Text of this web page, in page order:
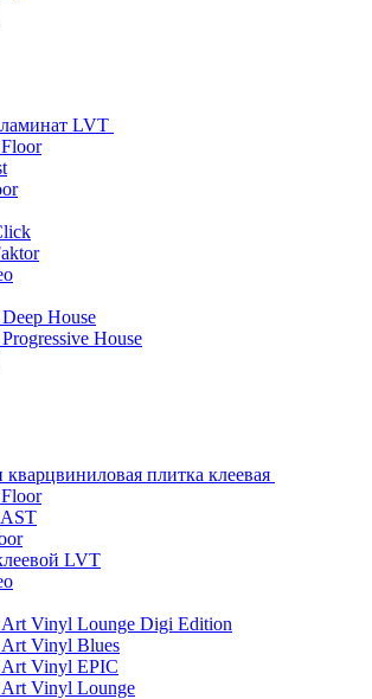
LVT
House
House
плитка клеевая
LVT
Art Vinyl Lounge Digi Edition
Art Vinyl Blues
Art Vinyl EPIC
Art Vinyl Lounge